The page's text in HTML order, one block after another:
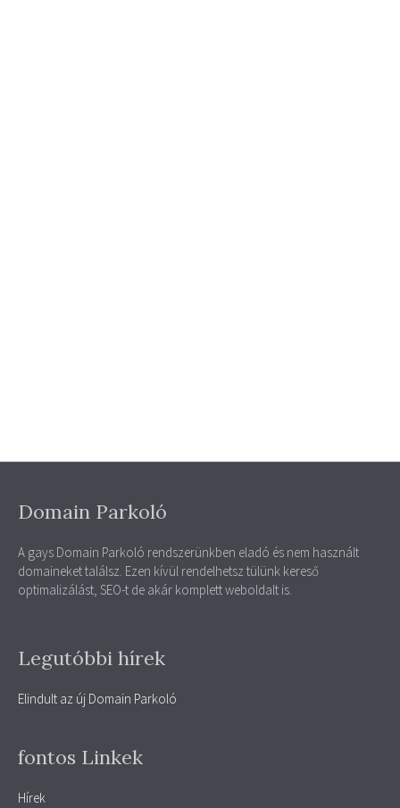
Domain Parkoló
A gays Domain Parkoló rendszerünkben eladó és nem használt
domaineket találsz. Ezen kívül rendelhetsz tülünk kereső
optimalizálást, SEO-t de akár komplett weboldalt is.
Legutóbbi hírek
Elindult az új Domain Parkoló
fontos Linkek
Hírek